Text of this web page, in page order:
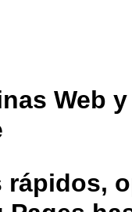
Web y
rápidos,